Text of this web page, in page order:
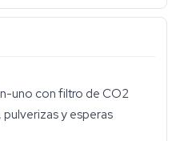
uno con filtro de CO2
y esperas